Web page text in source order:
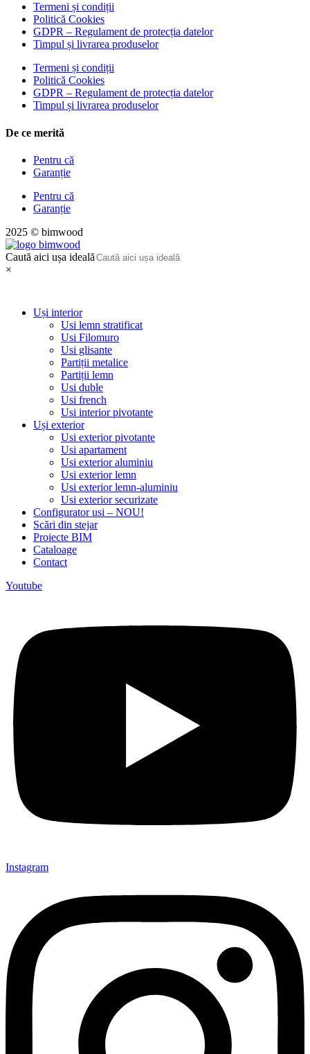
Termeni și condiții
Politică Cookies
GDPR – Regulament de protecția datelor
Timpul și livrarea produselor
Termeni și condiții
Politică Cookies
GDPR – Regulament de protecția datelor
Timpul și livrarea produselor
De ce merită
Pentru că
Garanție
Pentru că
Garanție
2025 © bimwood
Caută aici ușa ideală
×
Uși interior
Usi lemn stratificat
Usi Filomuro
Usi glisante
Partiții metalice
Partiții lemn
Usi duble
Usi french
Usi interior pivotante
Uși exterior
Usi exterior pivotante
Usi apartament
Usi exterior aluminiu
Usi exterior lemn
Usi exterior lemn-aluminiu
Usi exterior securizate
Configurator usi – NOU!
Scări din stejar
Proiecte BIM
Cataloage
Contact
Youtube
Instagram